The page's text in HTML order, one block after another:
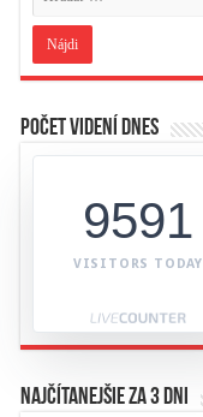
Počet videní dnes
9591
VISITORS TODAY
Najčítanejšie za 3 dni